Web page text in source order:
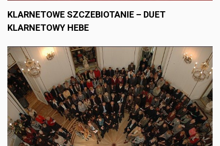
KLARNETOWE SZCZEBIOTANIE – DUET
KLARNETOWY HEBE